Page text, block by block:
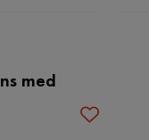
med